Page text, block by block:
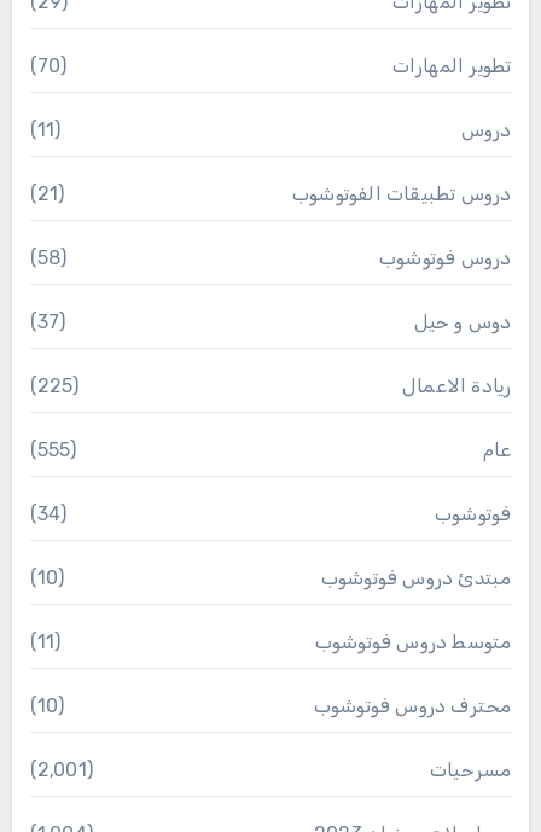
تطوير المهارات (70)
دروس (11)
دروس تطبيقات الفوتوشوب (21)
دروس فوتوشوب (58)
دوس و حيل (37)
ريادة الاعمال (225)
عام (555)
فوتوشوب (34)
مبتدئ دروس فوتوشوب (10)
متوسط دروس فوتوشوب (11)
محترف دروس فوتوشوب (10)
مسرحيات (2٬001)